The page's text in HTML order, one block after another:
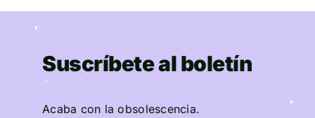
Suscríbete al boletín
Acaba con la obsolescencia.